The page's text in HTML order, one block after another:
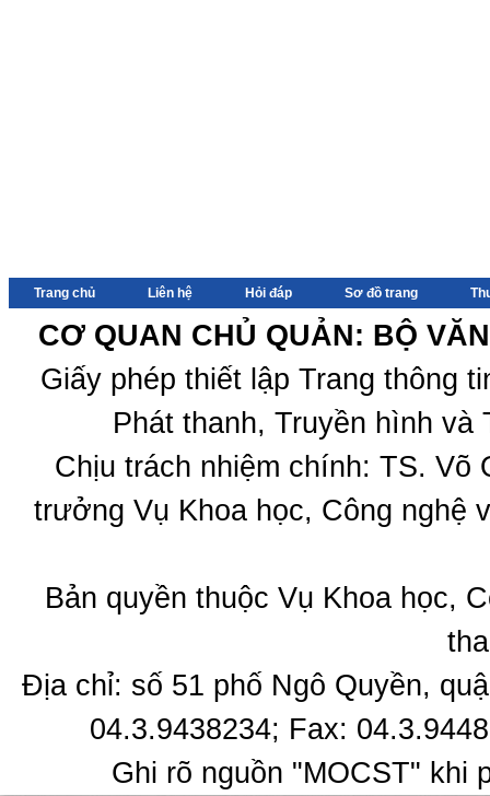
Trang chủ Liên hệ Hỏi đáp Sơ đồ trang
CƠ QUAN CHỦ QUẢN: BỘ
Giấy phép thiết lập Trang thông
Phát thanh, Truyền hình
Chịu trách nhiệm chính: TS.
trưởng Vụ Khoa học, Công nghệ
Bản quyền thuộc Vụ Khoa học,
Địa chỉ: số 51 phố Ngô Quyền,
04.3.9438234; Fax:
Ghi rõ nguồn "MOCST" khi